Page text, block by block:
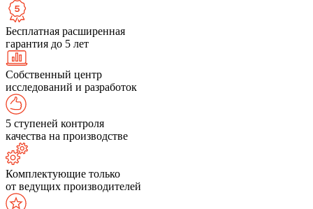
Бесплатная расширенная
гарантия до 5 лет
Собственный центр
исследований и разработок
5 ступеней контроля
качества на производстве
Комплектующие только
от ведущих производителей